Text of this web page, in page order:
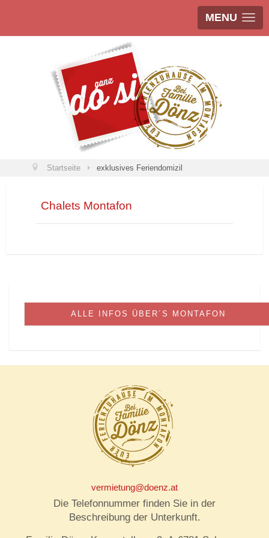
MENU
Startseite exklusives Feriendomizil
ALLE INFOS ÜBER´S MONTAFON
Chalets Montafon
vermietung@doenz.at
Die Telefonnummer finden Sie in der
Beschreibung der Unterkunft.